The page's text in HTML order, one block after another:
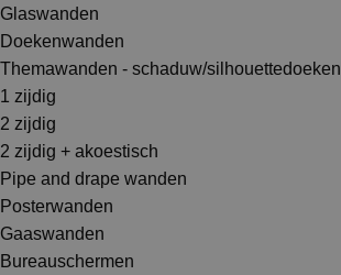
Glaswanden
Doekenwanden
Themawanden - schaduw/silhouettedoeken
1 zijdig
2 zijdig
2 zijdig + akoestisch
Pipe and drape wanden
Posterwanden
Gaaswanden
Bureauschermen